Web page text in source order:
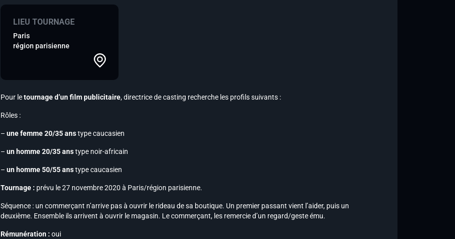
LIEU TOURNAGE
Paris
région parisienne
Pour letournage d’un film publicitaire, directrice de casting recherche les profils suivants :
Rôles :
– une femme 20/35 anstype caucasien
– un homme 20/35 anstype noir-africain
– un homme 50/55 anstype caucasien
Tournage : prévu le 27 novembre 2020 à Paris/région parisienne.
Séquence : un commerçant n’arrive pas à ouvrir le rideau de sa boutique. Un premier passant vient l’aider, puis un
deuxième. Ensemble ils arrivent à ouvrir le magasin. Le commerçant, les remercie d’un regard/geste ému.
Rémunération : oui